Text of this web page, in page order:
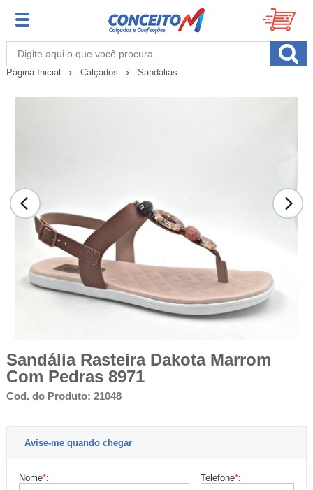
Página Inicial Calçados Sandálias
Sandália Rasteira Dakota Marrom
Com Pedras 8971
Cod. do Produto: 21048
Avise-me quando chegar
Nome*: Telefone*: